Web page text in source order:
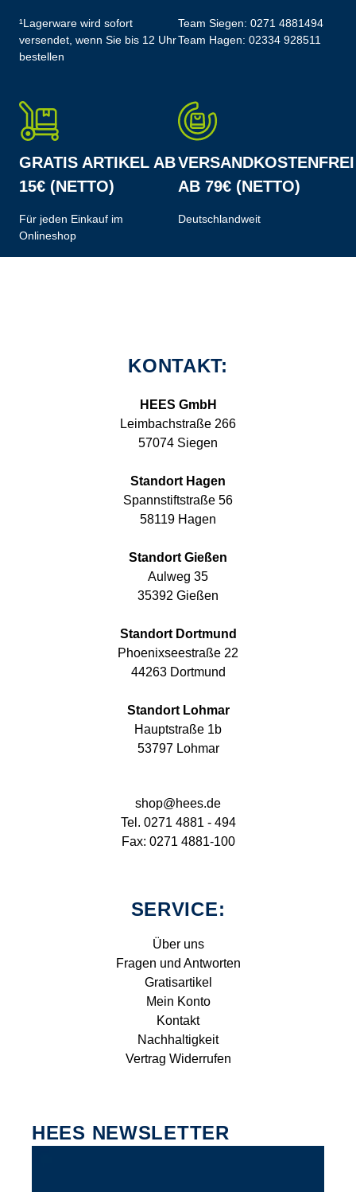
¹Lagerware wird sofort
versendet, wenn Sie bis 12 Uhr
bestellen
Team Siegen: 0271 4881494
Team Hagen: 02334 928511
GRATIS ARTIKEL AB
15€ (NETTO)
Für jeden Einkauf im
Onlineshop
VERSANDKOSTENFREI
AB 79€ (NETTO)
Deutschlandweit
KONTAKT:
HEES GmbH
Leimbachstraße 266
57074 Siegen
Standort Hagen
Spannstiftstraße 56
58119 Hagen
Standort Gießen
Aulweg 35
35392 Gießen
Standort Dortmund
Phoenixseestraße 22
44263 Dortmund
Standort Lohmar
Hauptstraße 1b
53797 Lohmar
shop@hees.de
Tel. 0271 4881 - 494
Fax: 0271 4881-100
SERVICE:
Über uns
Fragen und Antworten
Gratisartikel
Mein Konto
Kontakt
Nachhaltigkeit
Vertrag Widerrufen
HEES NEWSLETTER